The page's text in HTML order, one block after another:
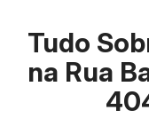
Tudo
na Rua